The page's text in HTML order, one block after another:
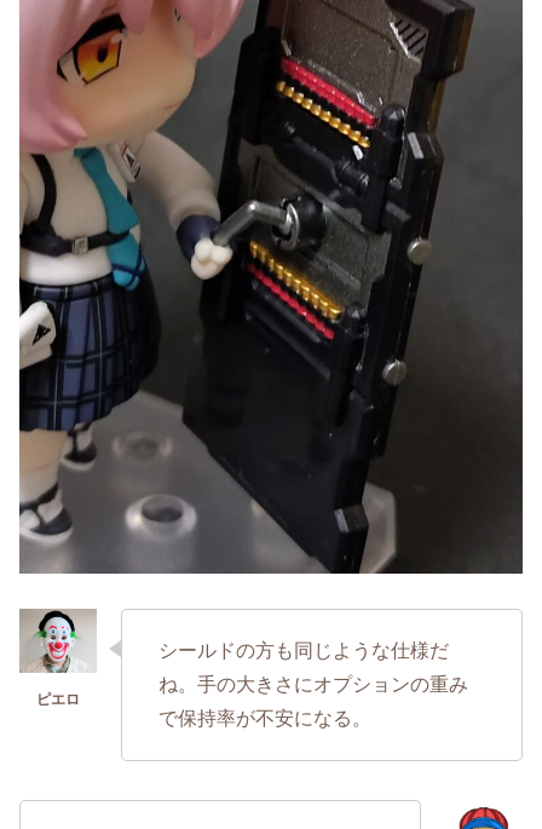
シールドの方も同じような仕様だ
ね。手の大きさにオプションの重み
で保持率が不安になる。